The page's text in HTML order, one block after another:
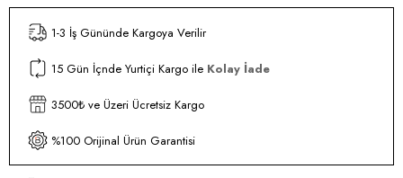
1-3 İş Gününde Kargoya Verilir
15 Gün İçnde Yurtiçi Kargo ile Kolay İade
3500₺ ve Üzeri Ücretsiz Kargo
%100 Orijinal Ürün Garantisi